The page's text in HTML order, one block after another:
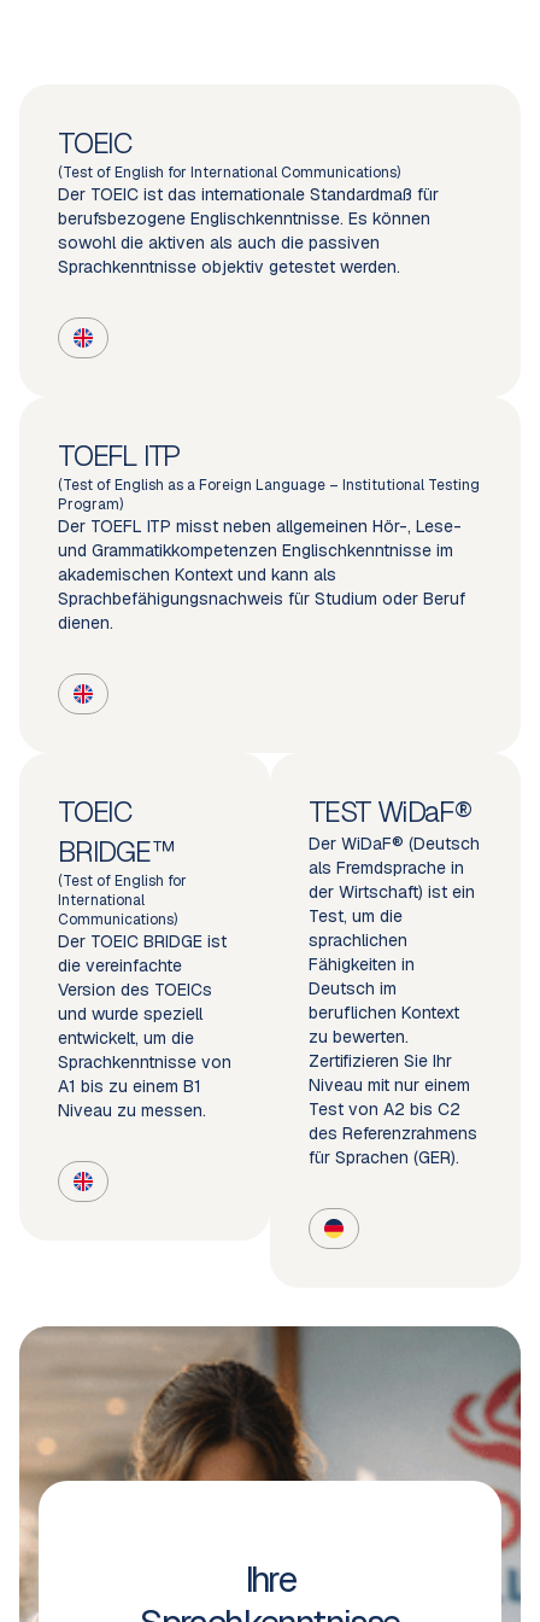
TOEIC
(Test of English for International Communications)
Der TOEIC ist das internationale Standardmaß für
berufsbezogene Englischkenntnisse. Es können
sowohl die aktiven als auch die passiven
Sprachkenntnisse objektiv getestet werden.
TOEFL ITP
(Test of English as a Foreign Language – Institutional Testing
Program)
Der TOEFL ITP misst neben allgemeinen Hör-, Lese-
und Grammatikkompetenzen Englischkenntnisse im
akademischen Kontext und kann als
Sprachbefähigungsnachweis für Studium oder Beruf
dienen.
TOEIC
BRIDGE™
(Test of English for
International
Communications)
Der TOEIC BRIDGE ist
die vereinfachte
Version des TOEICs
und wurde speziell
entwickelt, um die
Sprachkenntnisse von
A1 bis zu einem B1
Niveau zu messen.
TEST WiDaF®
Der WiDaF® (Deutsch
als Fremdsprache in
der Wirtschaft) ist ein
Test, um die
sprachlichen
Fähigkeiten in
Deutsch im
beruflichen Kontext
zu bewerten.
Zertifizieren Sie Ihr
Niveau mit nur einem
Test von A2 bis C2
des Referenzrahmens
für Sprachen (GER).
Ihre